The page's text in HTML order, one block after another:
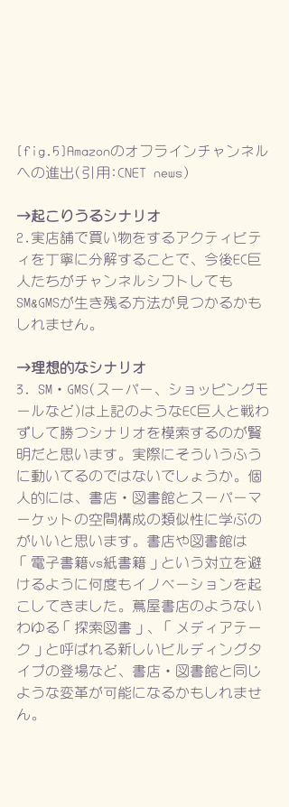
[fig.5]Amazonのオフラインチャンネル
への進出(引用:CNET news)
→起こりうるシナリオ
2.実店舗で買い物をするアクティビテ
ィを丁寧に分解することで、今後EC巨
人たちがチャンネルシフトしても
SM&GMSが生き残る方法が見つかるかも
しれません。
→理想的なシナリオ
3. SM・GMS(スーパー、ショッピングモ
ールなど)は上記のようなEC巨人と戦わ
ずして勝つシナリオを模索するのが賢
明だと思います。実際にそういうふう
に動いてるのではないでしょうか。個
人的には、書店・図書館とスーパーマ
ーケットの空間構成の類似性に学ぶの
がいいと思います。書店や図書館は
「電子書籍vs紙書籍」という対立を避
けるように何度もイノベーションを起
こしてきました。蔦屋書店のようない
わゆる「探索図書」、「メディアテー
ク」と呼ばれる新しいビルディングタ
イプの登場など、書店・図書館と同じ
ような変革が可能になるかもしれませ
ん。